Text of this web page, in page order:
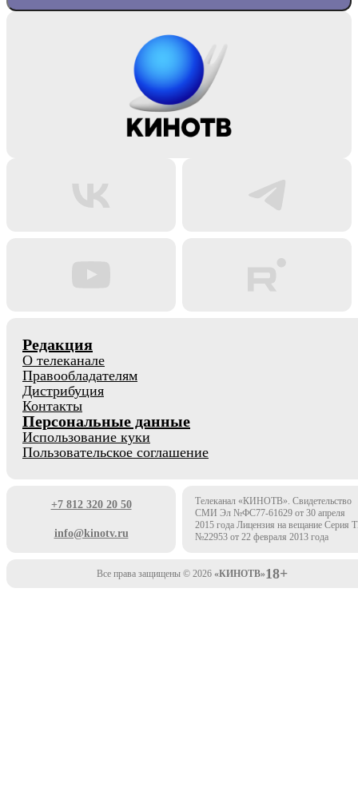
Редакция
О телеканале
Правообладателям
Дистрибуция
Контакты
Персональные данные
Использование куки
Пользовательское соглашение
+7 812 320 20 50
info@kinotv.ru
Телеканал «КИНОТВ». Свидетельство
СМИ Эл №ФС77-61629 от 30 апреля
2015 года Лицензия на вещание Серия
№22953 от 22 февраля 2013 года
Все права защищены © 2026 «КИНОТВ»18+